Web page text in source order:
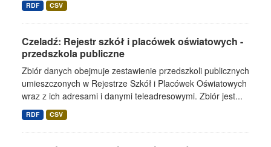
RDF CSV
Czeladź: Rejestr szkół i placówek oświatowych -
przedszkola publiczne
Zbiór danych obejmuje zestawienie przedszkoli publicznych
umieszczonych w Rejestrze Szkół i Placówek Oświatowych
wraz z ich adresami i danymi teleadresowymi. Zbiór jest...
RDF CSV